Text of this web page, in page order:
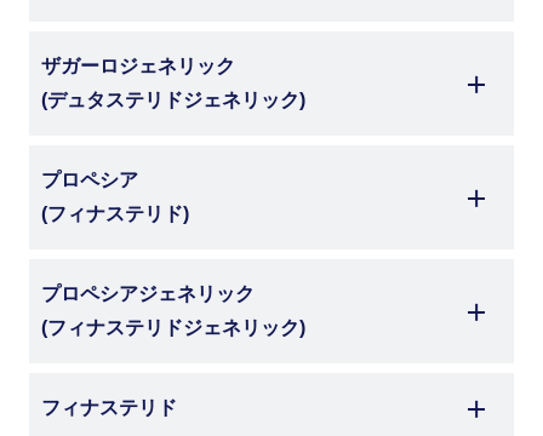
ザガーロジェネリック
(デュタステリドジェネリック)
プロペシア
(フィナステリド)
プロペシアジェネリック
(フィナステリドジェネリック)
フィナステリド